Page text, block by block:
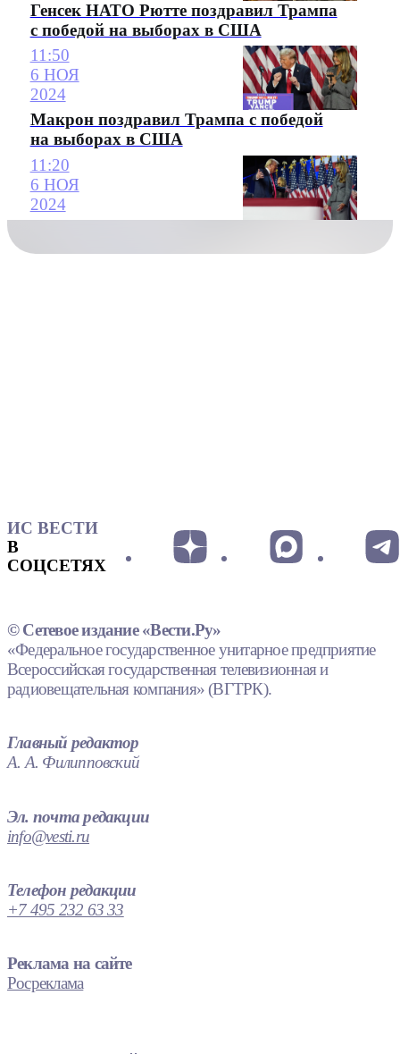
Генсек НАТО Рютте поздравил Трампа
с победой на выборах в США
11:50
6 НОЯ
2024
Макрон поздравил Трампа с победой
на выборах в США
11:20
6 НОЯ
2024
ИС ВЕСТИ
В
СОЦСЕТЯХ
© Сетевое издание «Вести.Ру»
«Федеральное государственное унитарное предприятие
Всероссийская государственная телевизионная и
радиовещательная компания» (ВГТРК).
Главный редактор
А. А. Филипповский
Эл. почта редакции
info@vesti.ru
Телефон редакции
+7 495 232 63 33
Реклама на сайте
Росреклама